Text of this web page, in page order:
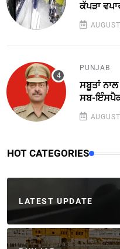
ਕੱਪੜਾ
PUNJAB
ਸਬੂਤਾਂ
ਸਬ-
HOT CATEGORIES
LATEST UPDATE